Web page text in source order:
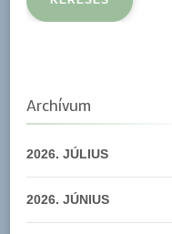
Archívum
2026. JÚLIUS
2026. JÚNIUS